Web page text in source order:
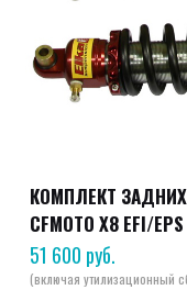
КОМПЛЕКТ
CFMOTO X8 EFI/
51 600 руб.